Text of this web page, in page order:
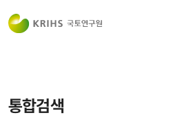
통합검색